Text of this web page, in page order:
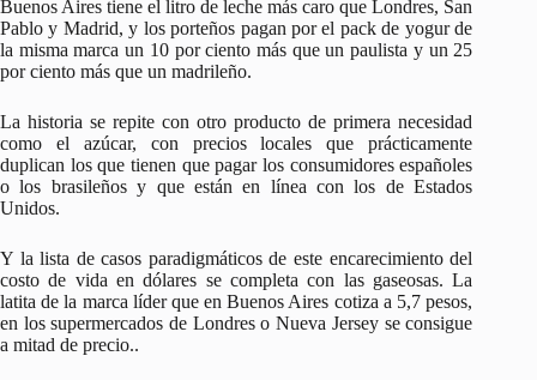
Buenos Aires tiene el litro de leche más caro que Londres, San
Pablo y Madrid, y los porteños pagan por el pack de yogur de
la misma marca un 10 por ciento más que un paulista y un 25
por ciento más que un madrileño.
La historia se repite con otro producto de primera necesidad
como el azúcar, con precios locales que prácticamente
duplican los que tienen que pagar los consumidores españoles
o los brasileños y que están en línea con los de Estados
Unidos.
Y la lista de casos paradigmáticos de este encarecimiento del
costo de vida en dólares se completa con las gaseosas. La
latita de la marca líder que en Buenos Aires cotiza a 5,7 pesos,
en los supermercados de Londres o Nueva Jersey se consigue
a mitad de precio..